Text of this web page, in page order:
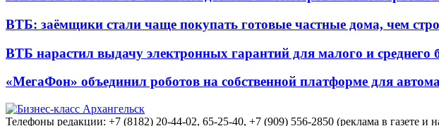
ВТБ: заёмщики стали чаще покупать готовые частные дома, чем
ВТБ нарастил выдачу электронных гарантий для малого и среднего
«МегаФон» объединил роботов на собственной платформе для
Телефоны редакции: +7 (8182) 20-44-02, 65-25-40, +7 (909) 556-2850 (реклама в газете и